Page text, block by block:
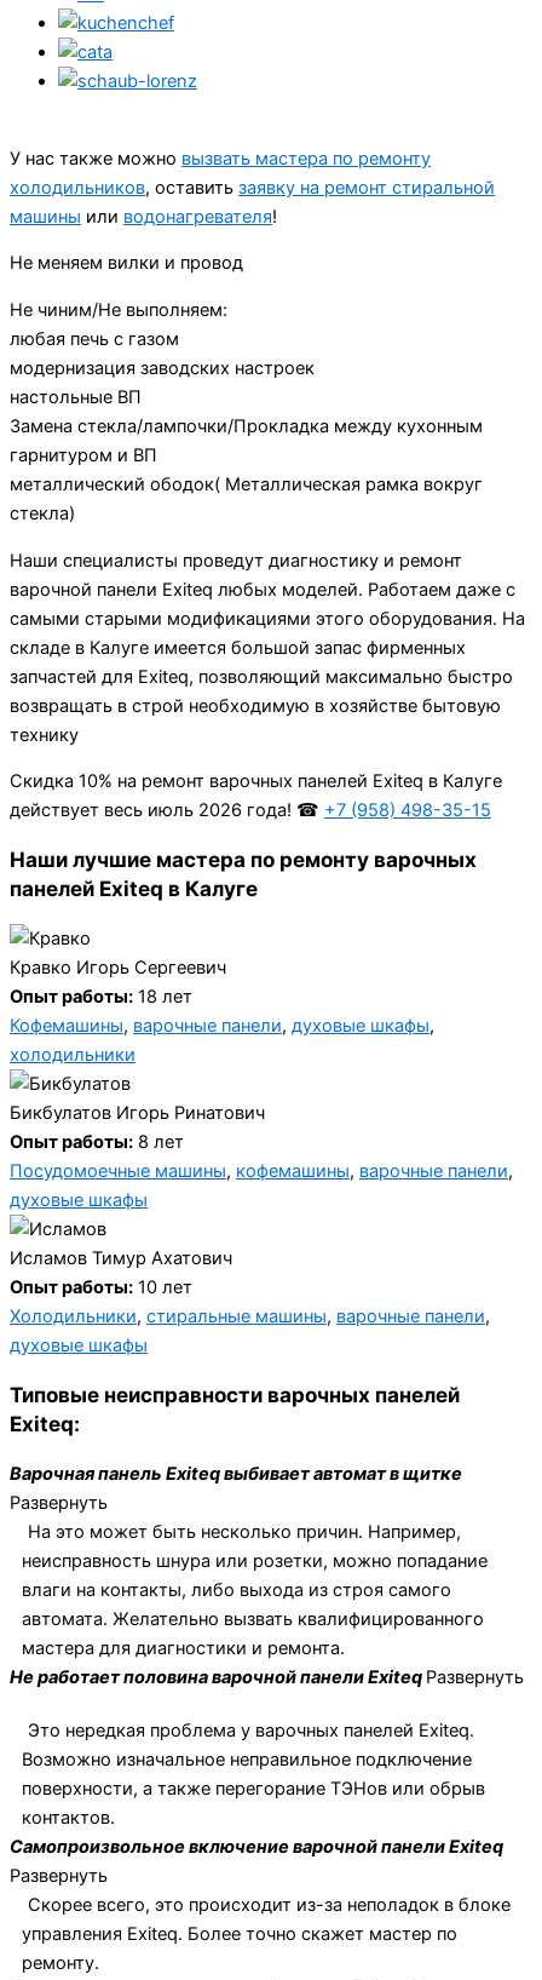
У нас также можно вызвать мастера по ремонту
холодильников, оставить заявку на ремонт стиральной
машины или водонагревателя!
Не меняем вилки и провод
Не чиним/Не выполняем:
любая печь с газом
модернизация заводских настроек
настольные ВП
Замена стекла/лампочки/Прокладка между кухонным
гарнитуром и ВП
металлический ободок( Металлическая рамка вокруг
стекла)
Наши специалисты проведут диагностику и ремонт
варочной панели Exiteq любых моделей. Работаем даже с
самыми старыми модификациями этого оборудования. На
складе в Калуге имеется большой запас фирменных
запчастей для Exiteq, позволяющий максимально быстро
возвращать в строй необходимую в хозяйстве бытовую
технику
Cкидка 10% на ремонт варочных панелей Exiteq в Калуге
действует весь июль 2026 года! ☎ +7 (958) 498-35-15
Наши лучшие мастера по ремонту варочных
панелей Exiteq в Калуге
Кравко Игорь Сергеевич
Опыт работы: 18 лет
Кофемашины, варочные панели, духовые шкафы,
холодильники
Бикбулатов Игорь Ринатович
Опыт работы: 8 лет
Посудомоечные машины, кофемашины, варочные панели,
духовые шкафы
Исламов Тимур Ахатович
Опыт работы: 10 лет
Холодильники, стиральные машины, варочные панели,
духовые шкафы
Типовые неисправности варочных панелей
Exiteq:
Варочная панель Exiteq выбивает автомат в щитке
Развернуть
На это может быть несколько причин. Например,
неисправность шнура или розетки, можно попадание
влаги на контакты, либо выхода из строя самого
автомата. Желательно вызвать квалифицированного
мастера для диагностики и ремонта.
Не работает половина варочной панели Exiteq Развернуть
Это нередкая проблема у варочных панелей Exiteq.
Возможно изначальное неправильное подключение
поверхности, а также перегорание ТЭНов или обрыв
контактов.
Самопроизвольное включение варочной панели Exiteq
Развернуть
Скорее всего, это происходит из-за неполадок в блоке
управления Exiteq. Более точно скажет мастер по
ремонту.